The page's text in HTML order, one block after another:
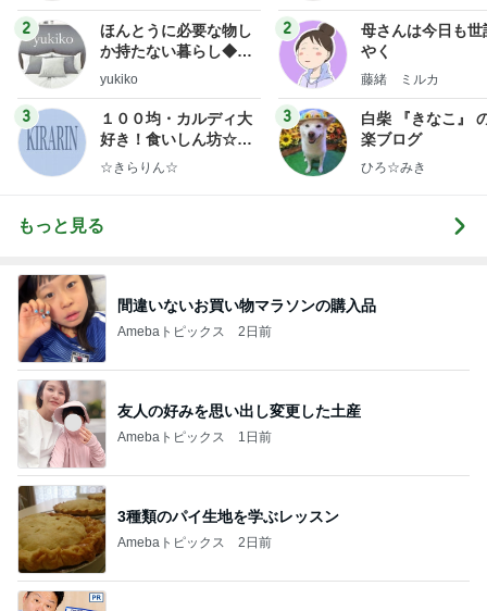
2
ほんとうに必要な物し
か持たない暮らし◆Ke
ep Life Simple◆〜イ
yukiko
3
１００均・カルディ大
好き！食いしん坊☆き
らりん☆のブログ
☆きらりん☆
2
母さんは今日も世
やく
藤緒 ミルカ
3
白柴 『きなこ』
楽ブログ
ひろ☆みき
もっと見る
間違いないお買い物マラソンの購入品
Amebaトピックス 2日前
友人の好みを思い出し変更した土産
Amebaトピックス 1日前
3種類のパイ生地を学ぶレッスン
Amebaトピックス 2日前